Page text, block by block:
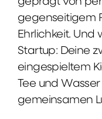
gegenseitigem
Ehrlichkeit. Und
Startup: Deine
eingespieltem
Tee und
gemeinsamen